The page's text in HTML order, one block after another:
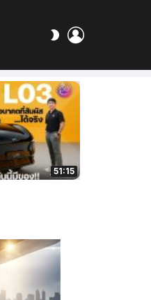
สลับ
51:15